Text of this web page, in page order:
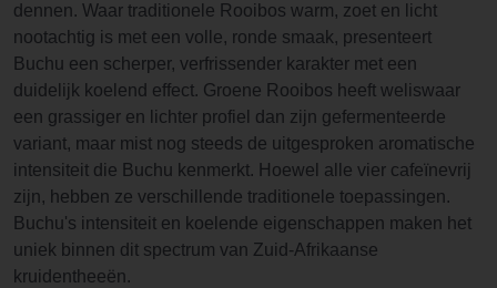
dennen. Waar traditionele Rooibos warm, zoet en licht
nootachtig is met een volle, ronde smaak, presenteert
Buchu een scherper, verfrissender karakter met een
duidelijk koelend effect. Groene Rooibos heeft weliswaar
een grassiger en lichter profiel dan zijn gefermenteerde
variant, maar mist nog steeds de uitgesproken aromatische
intensiteit die Buchu kenmerkt. Hoewel alle vier cafeïnevrij
zijn, hebben ze verschillende traditionele toepassingen.
Buchu's intensiteit en koelende eigenschappen maken het
uniek binnen dit spectrum van Zuid-Afrikaanse
kruidentheeën.